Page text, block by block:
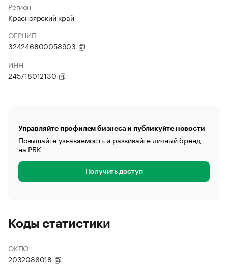
Регион
Красноярский край
ОГРНИП
324246800058903
ИНН
245718012130
Управляйте профилем бизнеса и публикуйте новости
Повышайте узнаваемость и развивайте личный бренд
на РБК
Получить доступ
Коды статистики
ОКПО
2032086018